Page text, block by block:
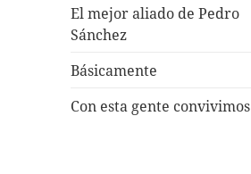
El mejor aliado de Pedro
Sánchez
Básicamente
Con esta gente convivimos